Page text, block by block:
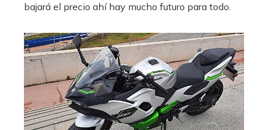
bajará el precio ahí hay mucho futuro para todo.